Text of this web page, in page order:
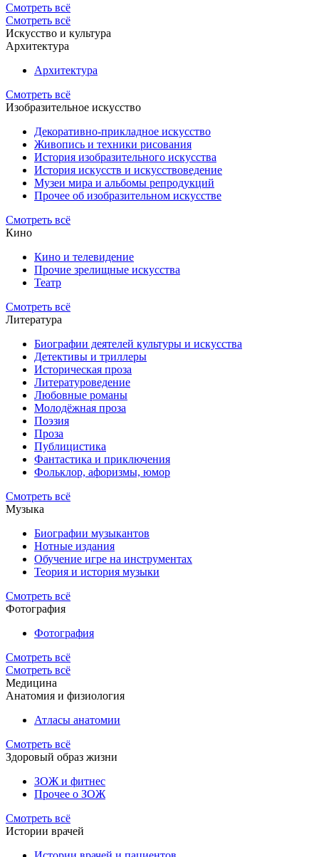
Смотреть всё
Смотреть всё
Искусство и культура
Архитектура
Архитектура
Смотреть всё
Изобразительное искусство
Декоративно-прикладное искусство
Живопись и техники рисования
История изобразительного искусства
История искусств и искусствоведение
Музеи мира и альбомы репродукций
Прочее об изобразительном искусстве
Смотреть всё
Кино
Кино и телевидение
Прочие зрелищные искусства
Театр
Смотреть всё
Литература
Биографии деятелей культуры и искусства
Детективы и триллеры
Историческая проза
Литературоведение
Любовные романы
Молодёжная проза
Поэзия
Проза
Публицистика
Фантастика и приключения
Фольклор, афоризмы, юмор
Смотреть всё
Музыка
Биографии музыкантов
Нотные издания
Обучение игре на инструментах
Теория и история музыки
Смотреть всё
Фотография
Фотография
Смотреть всё
Смотреть всё
Медицина
Анатомия и физиология
Атласы анатомии
Смотреть всё
Здоровый образ жизни
ЗОЖ и фитнес
Прочее о ЗОЖ
Смотреть всё
Истории врачей